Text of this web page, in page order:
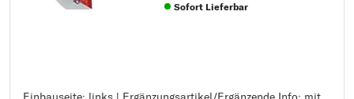
Sofort Lieferbar